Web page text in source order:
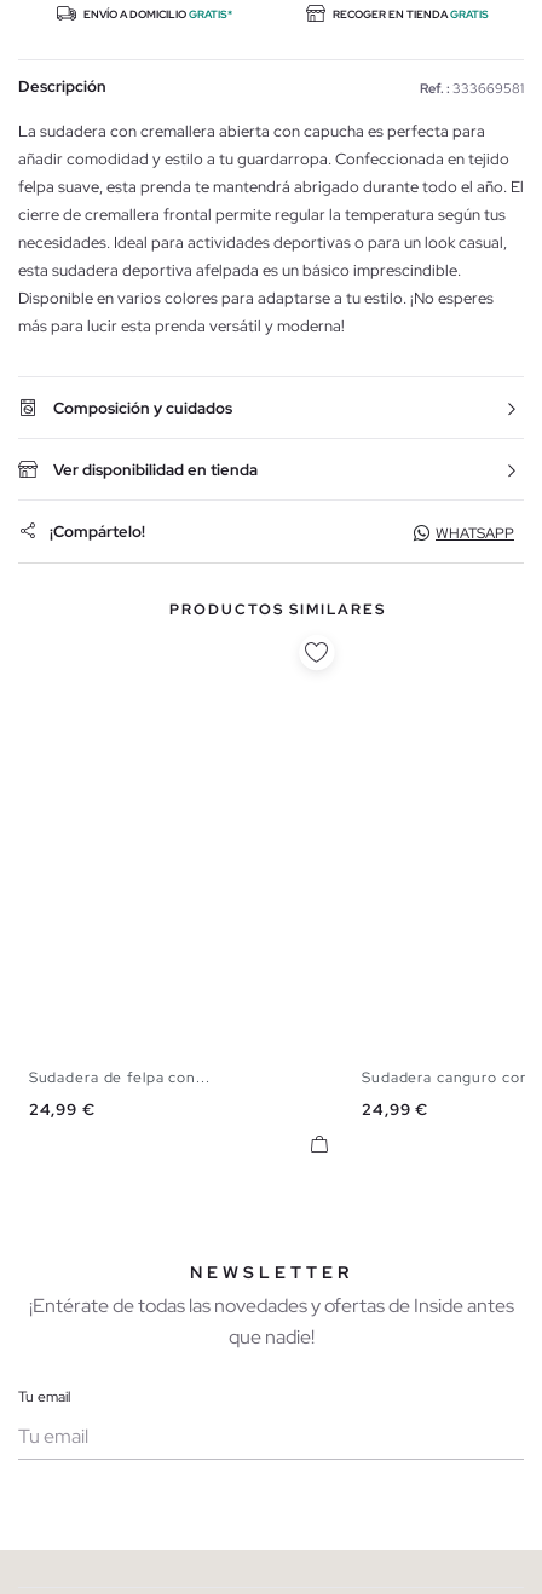
ENVÍO A DOMICILIOGRATIS* RECOGER EN TIENDAGRATIS
Descripción Ref. : 333669581
La sudadera con cremallera abierta con capucha es perfecta para
añadir comodidad y estilo a tu guardarropa. Confeccionada en tejido
felpa suave, esta prenda te mantendrá abrigado durante todo el año. El
cierre de cremallera frontal permite regular la temperatura según tus
necesidades. Ideal para actividades deportivas o para un look casual,
esta sudadera deportiva afelpada es un básico imprescindible.
Disponible en varios colores para adaptarse a tu estilo. ¡No esperes
más para lucir esta prenda versátil y moderna!
Composición y cuidados
Ver disponibilidad en tienda
¡Compártelo! WHATSAPP
PRODUCTOS SIMILARES
Sudadera de felpa con...
Precio
24,99 €
M
Sudadera canguro con
Precio
24,99 €
NEWSLETTER
¡Entérate de todas las novedades y ofertas de Inside antes
que nadie!
Tu email